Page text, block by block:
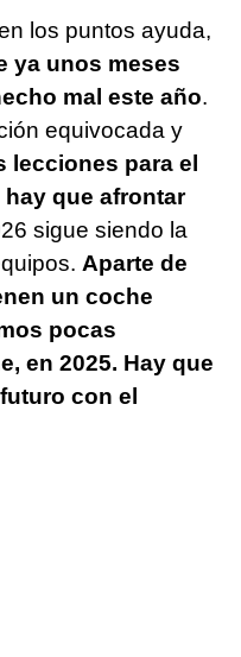
los puntos ayuda,
ya unos meses
mal este año.
equivocada y
lecciones para el
que afrontar
sigue siendo la
Aparte de
un coche
pocas
en 2025. Hay que
con el